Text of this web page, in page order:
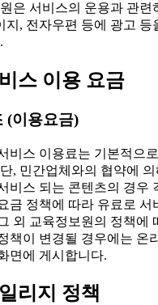
은 서비스의 운용과 관련
지, 전자우편 등에 광고 등
스 이용 요금
(이용요금)
비스 이용료는 기본적으로
, 민간업체와의 협약에 의
비스 되는 콘텐츠의 경우
금 정책에 따라 유료로 서
외 교육정보원의 정책에
책이 변경될 경우에는 온
면에 게시합니다.
리지 정책